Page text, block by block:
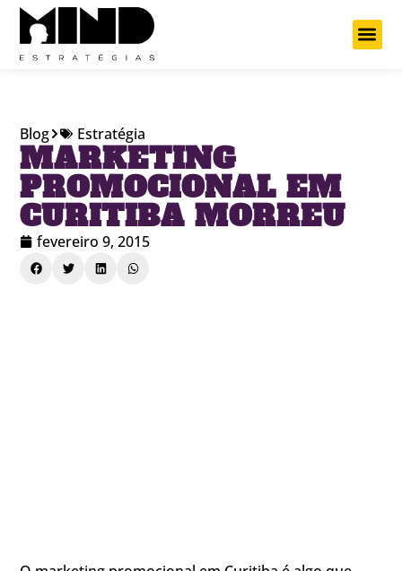
Blog Estratégia
MARKETING
PROMOCIONAL EM
CURITIBA MORREU
fevereiro 9, 2015